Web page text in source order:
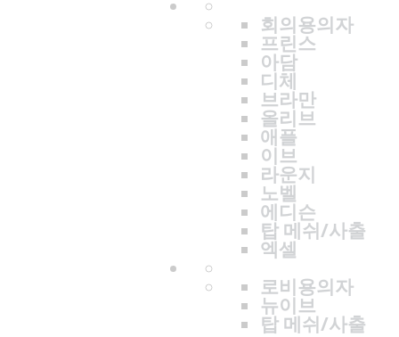
회의용의자
프린스
아담
디체
브라만
올리브
애플
이브
라운지
노벨
에디슨
탑 메쉬/사출
엑셀
로비용의자
뉴이브
탑 메쉬/사출